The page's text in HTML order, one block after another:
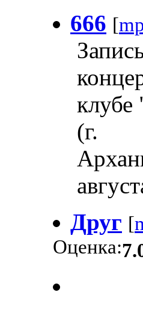
666 [
клубе
(г.
Друг [
Оценка: